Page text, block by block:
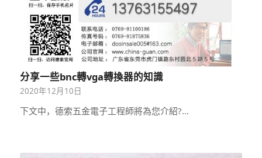
分享一些bnc轉vga轉換器的知識
2020年12月10日
下文中，德索五金電子工程師將為您介紹?…